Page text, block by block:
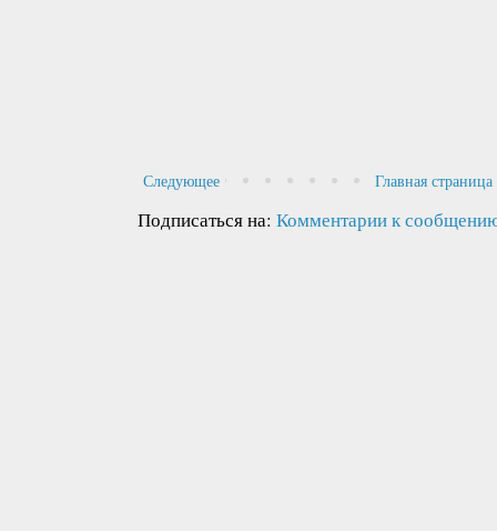
Следующее Главная страница
Подписаться на: Комментарии к